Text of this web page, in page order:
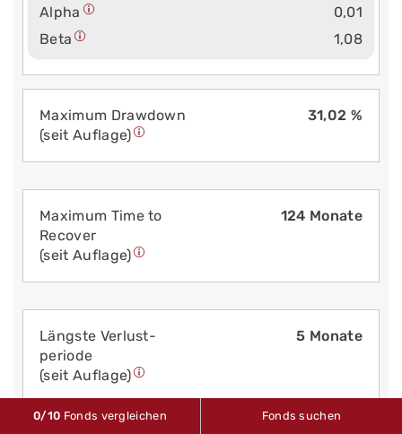
Alpha
0,01
Beta
1,08
Maximum Drawdown
(seit Auflage)
31,02 %
Maximum Time to
Recover
(seit Auflage)
124 Monate
Längste Verlust­
periode
(seit Auflage)
5 Monate
0/10 Fonds vergleichen Fonds suchen